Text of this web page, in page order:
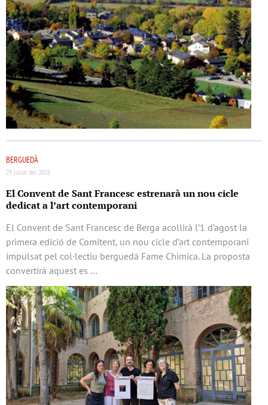
BERGUEDÀ
29 juliol del 2026
El Convent de Sant Francesc estrenarà un nou cicle
dedicat a l’art contemporani
El Convent de Sant Francesc de Berga acollirà l’1 d’agost la
primera edició de Comitent, un nou cicle d’art contemporani
impulsat pel col·lectiu berguedà Fame Chimica. La proposta
convertirà aquest es …